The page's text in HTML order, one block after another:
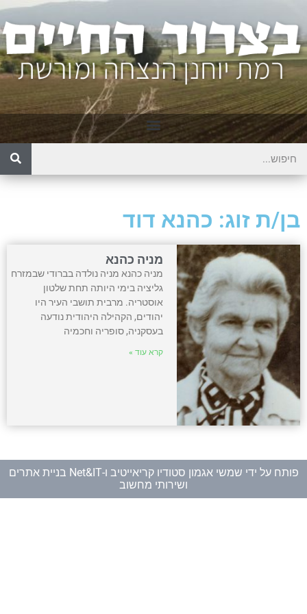
בן/ת זוג: כהנא דוד
מניה כהנא
מניה כהנא מניה נולדה בברודי שבמזרח
גליציה בימי היותה תחת שלטון
אוסטריה. מרבית תושבי העיר היו
יהודים, הקהילה היהודית נודעה
בעסקניה, סופריה וחכמיה
קרא עוד »
פותח על ידי שמשי אגמון סטודיו קריאייטיב ו-
Net&IT בניית אתרים
ושירותי מחשוב